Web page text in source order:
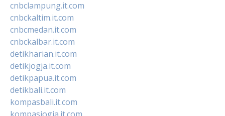
cnbclampung.it.com
cnbckaltim.it.com
cnbcmedan.it.com
cnbckalbar.it.com
detikharian.it.com
detikjogja.it.com
detikpapua.it.com
detikbali.it.com
kompasbali.it.com
kompasjogja.it.com